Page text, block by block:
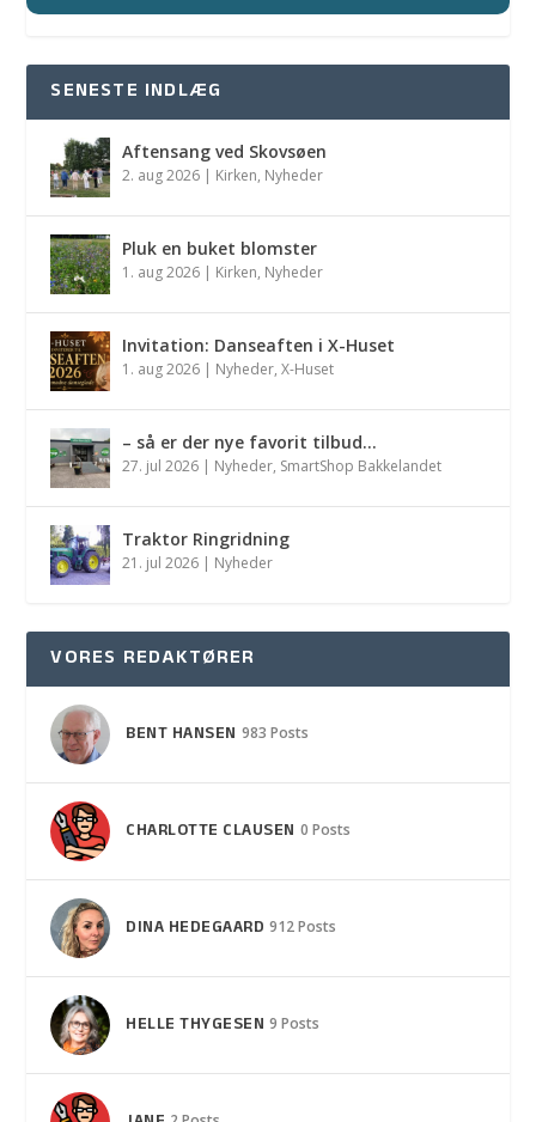
SENESTE INDLÆG
Aftensang ved Skovsøen
2. aug 2026 | Kirken, Nyheder
Pluk en buket blomster
1. aug 2026 | Kirken, Nyheder
Invitation: Danseaften i X-Huset
1. aug 2026 | Nyheder,X-Huset
– så er der nye favorit tilbud…
27. jul 2026 | Nyheder, SmartShop Bakkelandet
Traktor Ringridning
21. jul 2026 | Nyheder
VORES REDAKTØRER
BENT HANSEN 983 Posts
CHARLOTTE CLAUSEN 0 Posts
DINA HEDEGAARD 912 Posts
HELLE THYGESEN 9 Posts